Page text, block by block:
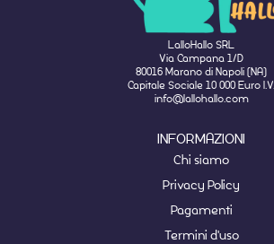
LalloHallo SRL
Via Campana 1/D
80016 Marano di Napoli (NA)
Capitale Sociale 10 000 Euro I.V.
info@lallohallo.com
INFORMAZIONI
Chi siamo
Privacy Policy
Pagamenti
Termini d'uso